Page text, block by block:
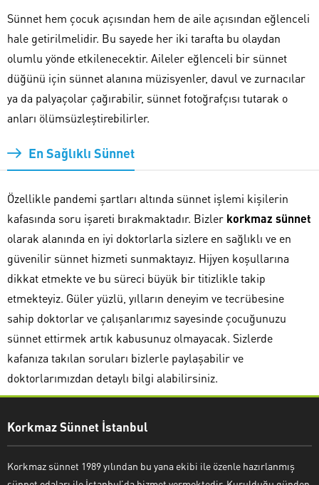
Sünnet hem çocuk açısından hem de aile açısından eğlenceli
hale getirilmelidir. Bu sayede her iki tarafta bu olaydan
olumlu yönde etkilenecektir. Aileler eğlenceli bir sünnet
düğünü için sünnet alanına müzisyenler, davul ve zurnacılar
ya da palyaçolar çağırabilir, sünnet fotoğrafçısı tutarak o
anları ölümsüzleştirebilirler.
En Sağlıklı Sünnet
Özellikle pandemi şartları altında sünnet işlemi kişilerin
kafasında soru işareti bırakmaktadır. Bizler korkmaz sünnet
olarak alanında en iyi doktorlarla sizlere en sağlıklı ve en
güvenilir sünnet hizmeti sunmaktayız. Hijyen koşullarına
dikkat etmekte ve bu süreci büyük bir titizlikle takip
etmekteyiz. Güler yüzlü, yılların deneyim ve tecrübesine
sahip doktorlar ve çalışanlarımız sayesinde çocuğunuzu
sünnet ettirmek artık kabusunuz olmayacak. Sizlerde
kafanıza takılan soruları bizlerle paylaşabilir ve
doktorlarımızdan detaylı bilgi alabilirsiniz.
Korkmaz Sünnet İstanbul
Korkmaz sünnet 1989 yılından bu yana ekibi ile özenle hazırlanmış
Cevap Yaz